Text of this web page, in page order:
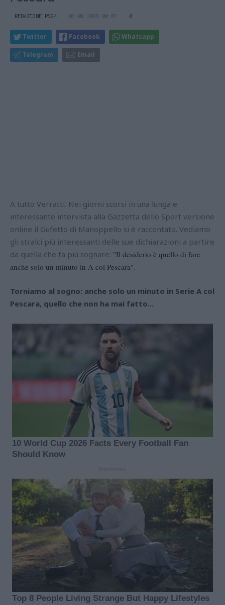
REDAZIONE PS24 03.08.2025 00:01 0
Twitter Facebook Whatsapp
Telegram Email
A tutto Verratti. Nei giorni scorsi in una lunga e
interessante intervista alla Gazzetta dello Sport versione
online il Gufetto di Manoppello si è raccontato. Vediamo
gli stralci più interessanti delle sue dichiarazioni a partire
da quella che fa più sognare: "Il desiderio è quello di fare
anche solo un minuto in A col Pescara".
Torniamo al sogno: anche solo un minuto in Serie A col
Pescara, quello che non ha mai fatto...